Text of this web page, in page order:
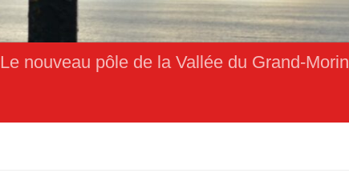
Le nouveau pôle de la Vallée du Grand-Morin